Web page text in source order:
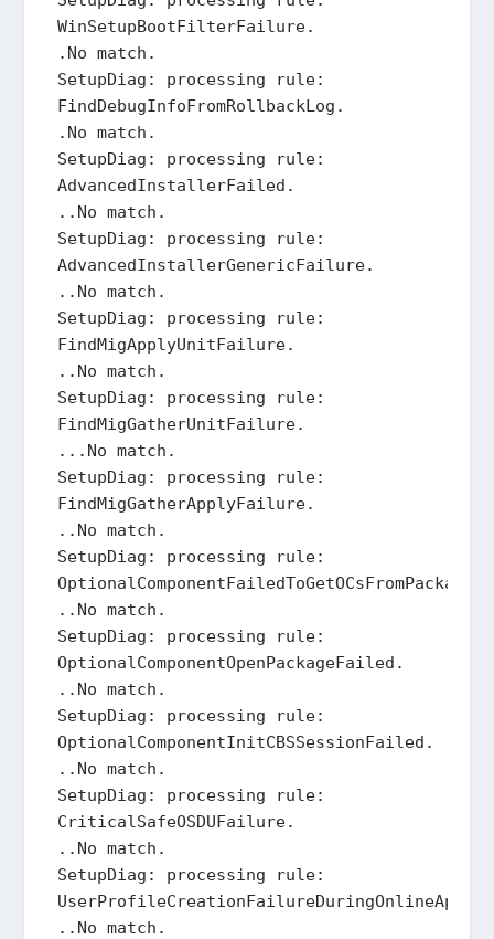
WinSetupBootFilterFailure.
.No match.
SetupDiag: processing rule:
FindDebugInfoFromRollbackLog.
.No match.
SetupDiag: processing rule:
AdvancedInstallerFailed.
..No match.
SetupDiag: processing rule:
AdvancedInstallerGenericFailure.
..No match.
SetupDiag: processing rule:
FindMigApplyUnitFailure.
..No match.
SetupDiag: processing rule:
FindMigGatherUnitFailure.
...No match.
SetupDiag: processing rule:
FindMigGatherApplyFailure.
..No match.
SetupDiag: processing rule:
OptionalComponentFailedToGetOCsFromPackage.
..No match.
SetupDiag: processing rule:
OptionalComponentOpenPackageFailed.
..No match.
SetupDiag: processing rule:
OptionalComponentInitCBSSessionFailed.
..No match.
SetupDiag: processing rule:
CriticalSafeOSDUFailure.
..No match.
SetupDiag: processing rule:
UserProfileCreationFailureDuringOnlineApply.
..No match.